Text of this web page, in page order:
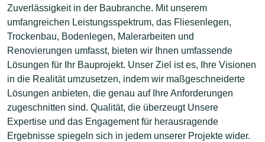
Zuverlässigkeit in der Baubranche. Mit unserem
umfangreichen Leistungsspektrum, das Fliesenlegen,
Trockenbau, Bodenlegen, Malerarbeiten und
Renovierungen umfasst, bieten wir Ihnen umfassende
Lösungen für Ihr Bauprojekt. Unser Ziel ist es, Ihre Visionen
in die Realität umzusetzen, indem wir maßgeschneiderte
Lösungen anbieten, die genau auf Ihre Anforderungen
zugeschnitten sind. Qualität, die überzeugt Unsere
Expertise und das Engagement für herausragende
Ergebnisse spiegeln sich in jedem unserer Projekte wider.